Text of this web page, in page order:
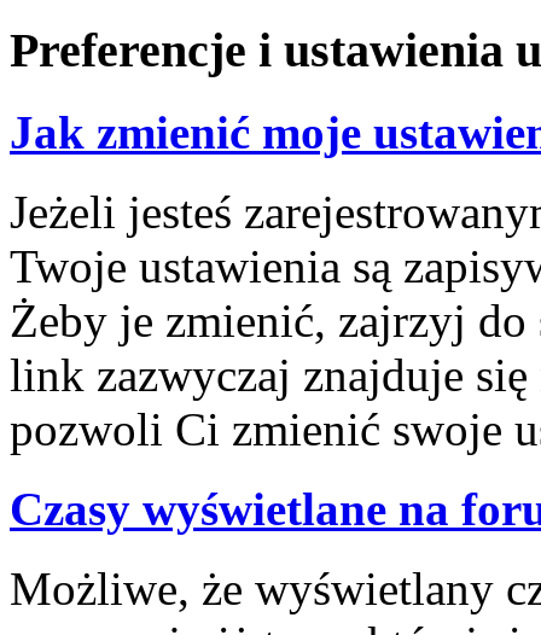
Preferencje i ustawienia
Jak zmienić moje
Jeżeli jesteś
Twoje ustawienia są
Żeby je zmienić, zajrzyj
link zazwyczaj znajduje
pozwoli Ci zmienić swoje
Czasy wyświetlane na
Możliwe, że wyświetlany